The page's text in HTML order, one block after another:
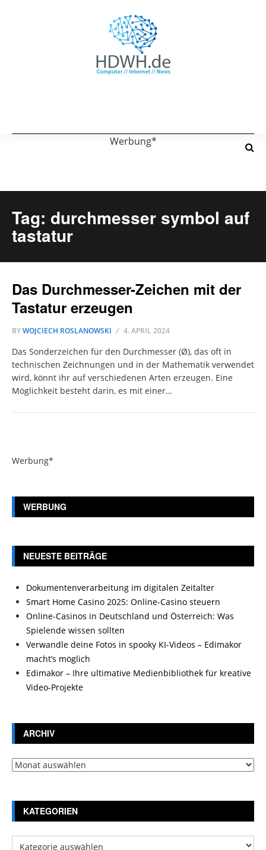
Werbung*
Tag: durchmesser symbol auf
tastatur
Das Durchmesser-Zeichen mit der
Tastatur erzeugen
BYWOJCIECH ROSLANOWSKI 4. APRIL 2024
Das Sonderzeichen für den Durchmesser (Ø), das oft in
technischen Zeichnungen und in der Mathematik verwendet
wird, könnt ihr auf verschiedenen Arten erzeugen. Eine
Möglichkeit besteht darin, es mit einer…
Werbung*
WERBUNG
NEUESTE BEITRÄGE
Dokumentenverarbeitung im digitalen Zeitalter
Smart Home Casino 2025: Online-Casino steuern
Online-Casinos in Deutschland und Österreich: Was
Spielende wissen sollten
Verwandle deine Fotos in spooky KI-Videos – Edimakor
macht’s möglich
Edimakor – Ihre ultimative Medienbibliothek für kreative
Video-Projekte
ARCHIV
Archiv
KATEGORIEN
Kategorien